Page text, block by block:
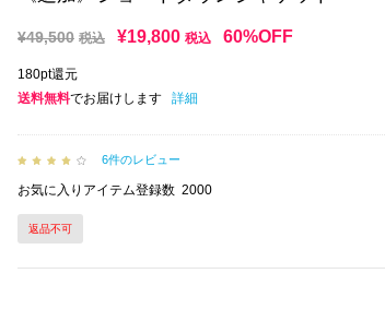
Next
¥49,500 税込 ¥19,800 税込 60%OFF
180pt還元
送料無料でお届けします 詳細
6件のレビュー
お気に入りアイテム登録数 2000
返品不可